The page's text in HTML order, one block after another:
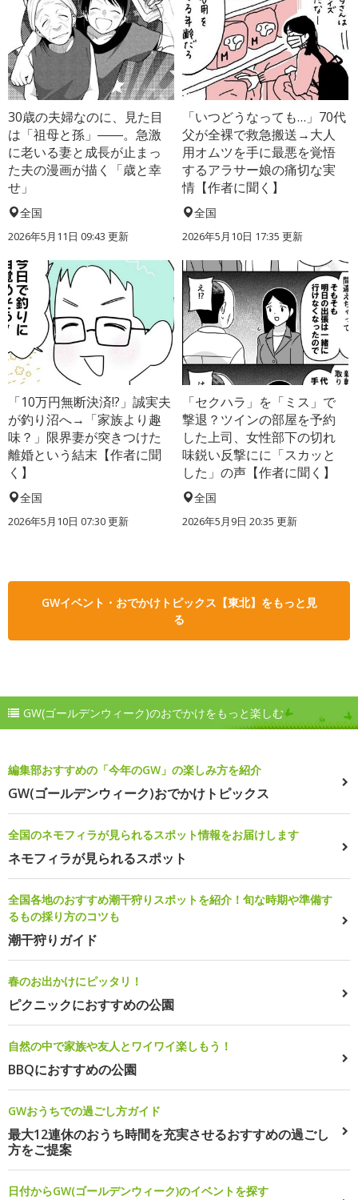
30歳の夫婦なのに、見た目
は「祖母と孫」――。急激
に老いる妻と成長が止まっ
た夫の漫画が描く「歳と幸
せ」
全国
2026年5月11日 09:43 更新
「いつどうなっても…」70代
父が全裸で救急搬送→大人
用オムツを手に最悪を覚悟
するアラサー娘の痛切な実
情【作者に聞く】
全国
2026年5月10日 17:35 更新
「10万円無断決済!?」誠実夫
が釣り沼へ→「家族より趣
味？」限界妻が突きつけた
離婚という結末【作者に聞
く】
全国
2026年5月10日 07:30 更新
「セクハラ」を「ミス」で
撃退？ツインの部屋を予約
した上司、女性部下の切れ
味鋭い反撃にに「スカッと
した」の声【作者に聞く】
全国
2026年5月9日 20:35 更新
GWイベント・おでかけトピックス【東北】をもっと見
る
GW(ゴールデンウィーク)のおでかけをもっと楽しむ
編集部おすすめの「今年のGW」の楽しみ方を紹介
GW(ゴールデンウィーク)おでかけトピックス
全国のネモフィラが見られるスポット情報をお届けします
ネモフィラが見られるスポット
全国各地のおすすめ潮干狩りスポットを紹介！旬な時期や準備す
るもの採り方のコツも
潮干狩りガイド
春のお出かけにピッタリ！
ピクニックにおすすめの公園
自然の中で家族や友人とワイワイ楽しもう！
BBQにおすすめの公園
GWおうちでの過ごし方ガイド
最大12連休のおうち時間を充実させるおすすめの過ごし
方をご提案
日付からGW(ゴールデンウィーク)のイベントを探す